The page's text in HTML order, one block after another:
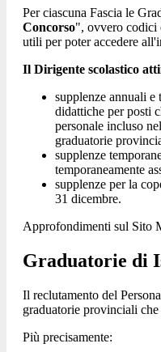
Per ciascuna Fascia le
Concorso", ovvero codici
utili per poter accedere
Il Dirigente scolastico
supplenze annuali e
didattiche per posti
personale incluso
graduatorie
supplenze
temporaneamente
supplenze per la
31 dicembre.
Approfondimenti sul Sito
Graduatorie di
Il reclutamento del
graduatorie provinciali
Più precisamente: